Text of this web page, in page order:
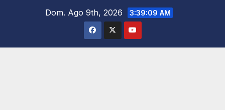
Dom. Ago 9th, 2026 3:39:11 AM